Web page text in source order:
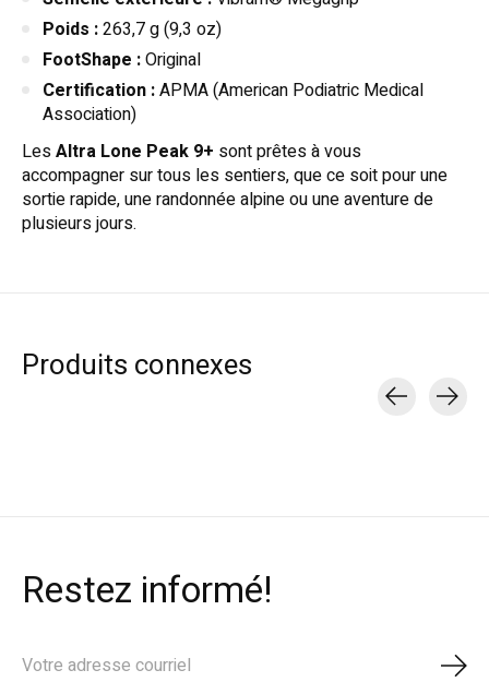
Poids :263,7 g (9,3 oz)
FootShape :Original
Certification :APMA (American Podiatric Medical
Association)
LesAltra Lone Peak 9+ sont prêtes à vous
accompagner sur tous les sentiers, que ce soit pour une
sortie rapide, une randonnée alpine ou une aventure de
plusieurs jours.
Produits connexes
Restez informé!